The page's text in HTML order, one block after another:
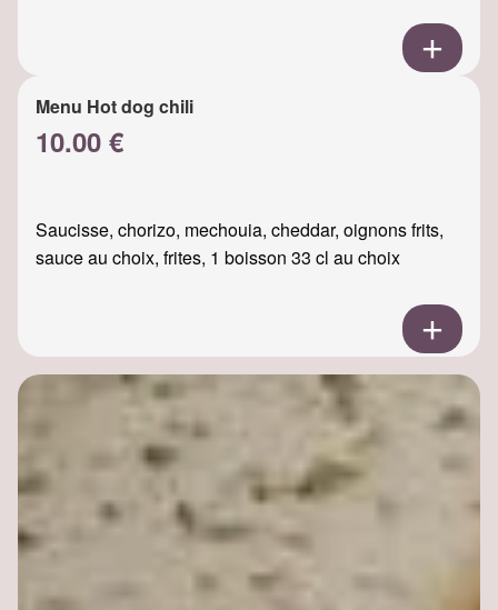
Menu Hot dog chili
10.00 €
Saucisse, chorizo, mechouia, cheddar, oignons frits,
sauce au choix, frites, 1 boisson 33 cl au choix